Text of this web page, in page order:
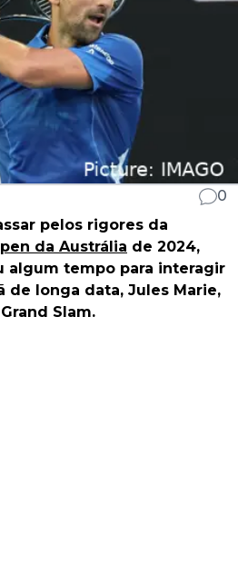
0
pelos rigores da
da Austrália de 2024,
algum tempo para interagir
de longa data, Jules Marie,
Slam.